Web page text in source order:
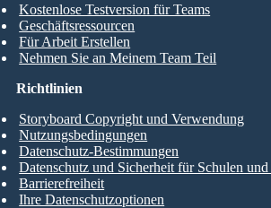
Kostenlose Testversion für Teams
Geschäftsressourcen
Für Arbeit Erstellen
Nehmen Sie an Meinem Team Teil
Richtlinien
Storyboard Copyright und Verwendung
Nutzungsbedingungen
Datenschutz-Bestimmungen
Datenschutz und Sicherheit für Schulen
Barrierefreiheit
Ihre Datenschutzoptionen